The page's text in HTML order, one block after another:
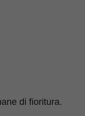
di fioritura.